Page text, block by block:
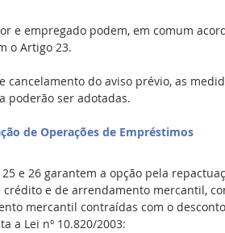
e empregado podem, em comum
o Artigo 23.
cancelamento do aviso prévio, as
poderão ser adotadas.
de Operações de Empréstimos
25 e 26 garantem a opção pela
crédito e de arrendamento mercantil,
mercantil contraídas com o
a Lei nº 10.820/2003: